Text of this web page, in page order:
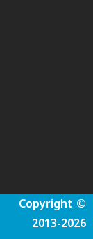
Copyright ©
2013-2026